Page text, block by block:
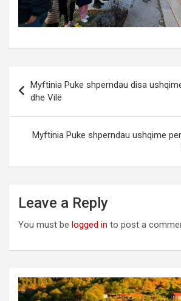
navigation
Myftinia Puke shperndau disa
dhe Vilë
Myftinia Puke shperndau ushqime
Leave a Reply
You must be logged in to post a